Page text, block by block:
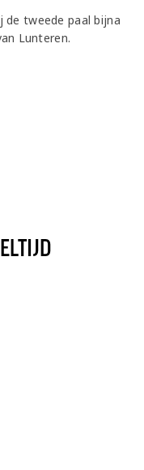
de tweede paal bijna
Lunteren.